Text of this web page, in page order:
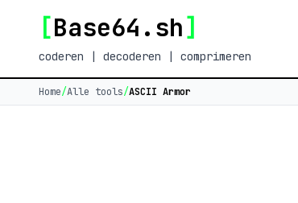
[Base64.sh]
coderen | decoderen | comprimeren
Home/Alle tools/ASCII Armor